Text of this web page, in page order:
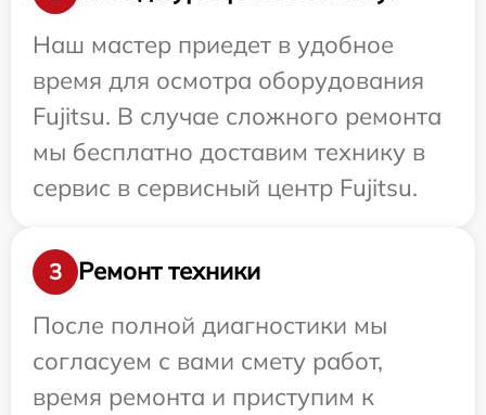
Наш мастер приедет в удобное
время для осмотра оборудования
Fujitsu. В случае сложного ремонта
мы бесплатно доставим технику в
сервис в сервисный центр Fujitsu.
3
Ремонт техники
После полной диагностики мы
согласуем с вами смету работ,
время ремонта и приступим к